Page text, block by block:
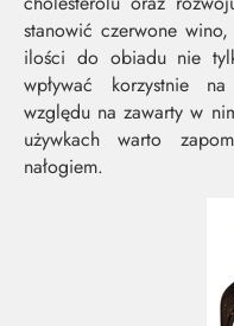
stanowić czerwone
ilości do obiadu nie
wpływać korzystnie
względu na zawarty w
używkach warto
nałogiem.